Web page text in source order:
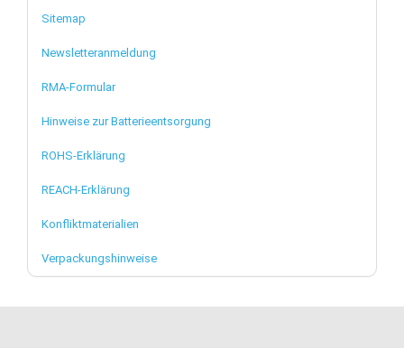
Sitemap
Newsletteranmeldung
RMA-Formular
Hinweise zur Batterieentsorgung
ROHS-Erklärung
REACH-Erklärung
Konfliktmaterialien
Verpackungshinweise